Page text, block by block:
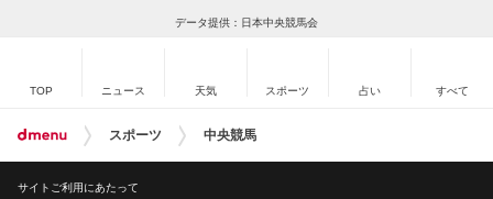
データ提供：日本中央競馬会
TOP ニュース 天気 スポーツ 占い すべて
スポーツ 中央競馬
サイトご利用にあたって